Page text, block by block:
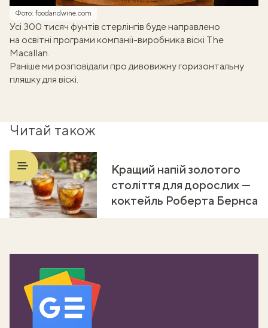
Фото: foodandwine.com
Усі 300 тисяч фунтів стерлінгів буде направлено
на освітні програми компанії-виробника віскі The
Macallan.
Ранішеми розповідали про дивовижну горизонтальну
пляшку для віскі.
Читай також
Кращий напій золотого
століття для дорослих —
коктейль Роберта Бернса